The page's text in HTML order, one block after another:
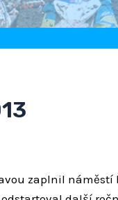
zaplnil